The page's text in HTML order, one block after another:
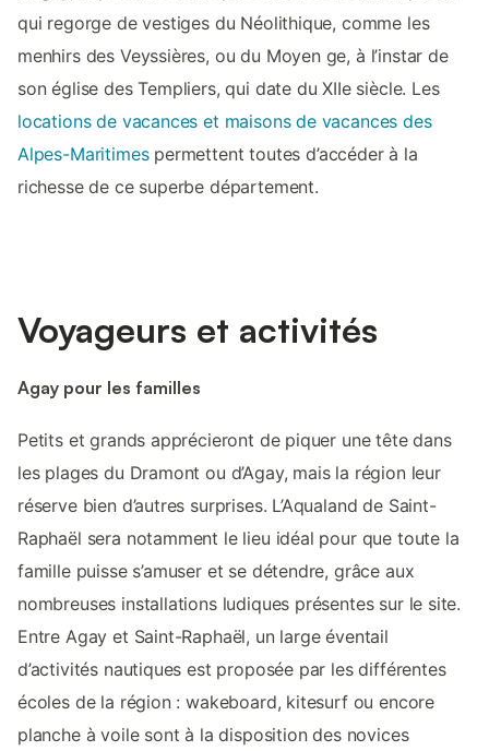
qui regorge de vestiges du Néolithique, comme les
menhirs des Veyssières, ou du Moyen ge, à l’instar de
son église des Templiers, qui date du XIIe siècle. Les
locations de vacances et maisons de vacances des
Alpes-Maritimespermettent toutes d’accéder à la
richesse de ce superbe département.
Voyageurs et activités
Agay pour les familles
Petits et grands apprécieront de piquer une tête dans
les plages du Dramont ou d’Agay, mais la région leur
réserve bien d’autres surprises. L’Aqualand de Saint-
Raphaël sera notamment le lieu idéal pour que toute la
famille puisse s’amuser et se détendre, grâce aux
nombreuses installations ludiques présentes sur le site.
Entre Agay et Saint-Raphaël, un large éventail
d’activités nautiques est proposée par les différentes
écoles de la région : wakeboard, kitesurf ou encore
planche à voile sont à la disposition des novices